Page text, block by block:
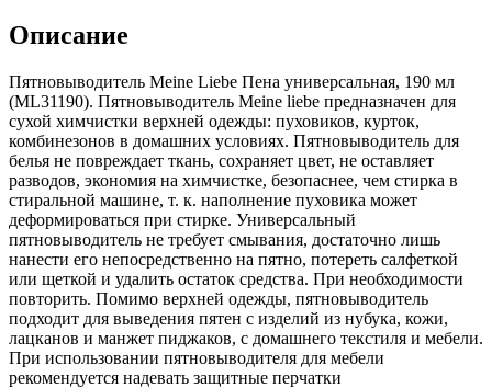
Описание
Пятновыводитель Meine Liebe Пена универсальная, 190 мл
(ML31190). Пятновыводитель Meine liebe предназначен для
сухой химчистки верхней одежды: пуховиков, курток,
комбинезонов в домашних условиях. Пятновыводитель для
белья не повреждает ткань, сохраняет цвет, не оставляет
разводов, экономия на химчистке, безопаснее, чем стирка в
стиральной машине, т. к. наполнение пуховика может
деформироваться при стирке. Универсальный
пятновыводитель не требует смывания, достаточно лишь
нанести его непосредственно на пятно, потереть салфеткой
или щеткой и удалить остаток средства. При необходимости
повторить. Помимо верхней одежды, пятновыводитель
подходит для выведения пятен с изделий из нубука, кожи,
лацканов и манжет пиджаков, с домашнего текстиля и мебели.
При использовании пятновыводителя для мебели
рекомендуется надевать защитные перчатки